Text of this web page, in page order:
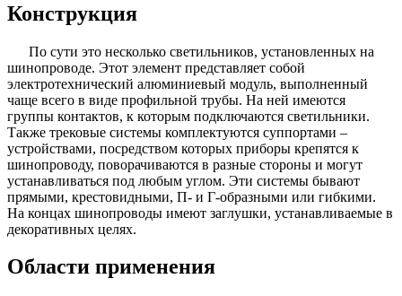
Конструкция
По сути это несколько светильников, установленных на
шинопроводе. Этот элемент представляет собой
электротехнический алюминиевый модуль, выполненный
чаще всего в виде профильной трубы. На ней имеются
группы контактов, к которым подключаются светильники.
Также трековые системы комплектуются суппортами –
устройствами, посредством которых приборы крепятся к
шинопроводу, поворачиваются в разные стороны и могут
устанавливаться под любым углом. Эти системы бывают
прямыми, крестовидными, П- и Г-образными или гибкими.
На концах шинопроводы имеют заглушки, устанавливаемые в
декоративных целях.
Области применения